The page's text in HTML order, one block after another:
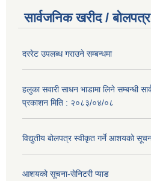
सार्वजनिक खरीद /
दररेट उपलब्ध गराउने सम्बन्धमा
हलुका सवारी साधन भाडामा लिने सम्बन्धी
प्रकाशन मिति : २०८३/०४/०८
विद्युतीय बोलपत्र स्वीकृत गर्ने आशयको
आशयको सूचना-सेनिटरी प्याड